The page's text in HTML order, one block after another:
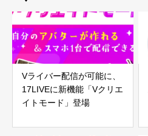
Vライバー配信が可能に、
17LIVEに新機能「Vクリエ
イトモード」登場